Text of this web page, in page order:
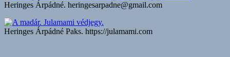
Heringes Árpádné. heringesarpadne@gmail.com
Heringes Árpádné Paks. https://julamami.com